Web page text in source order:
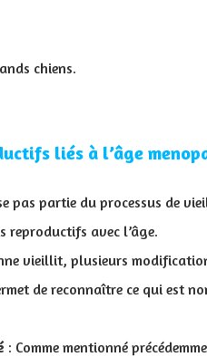
chiens.
liés à l’âge
pas partie du processus de
reproductifs avec l’âge.
vieillit, plusieurs
de reconnaître ce qui est
: Comme mentionné